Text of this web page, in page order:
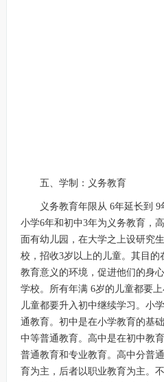
五、学制：义务教育
义务教育年限从 6年延长到 9年
小学6年和初中3年为义务教育，
面有幼儿园，在大学之上设研究
校，招收3岁以上的儿童。其目
教育意义的环境，促进他们的身
学校。所有年满 6岁的儿童都要
儿童都要升入初中继续学习。小
通教育。初中是在小学教育的基
中等普通教育。高中是在初中教
普通教育和专业教育。高中分普
育为主，后者以职业教育为主。